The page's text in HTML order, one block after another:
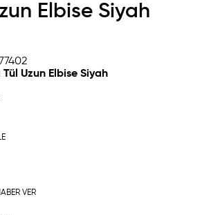
Elbise Siyah
Tül Uzun Elbise Siyah
VER